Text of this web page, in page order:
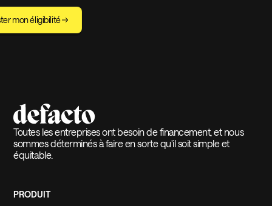
mon éligibilité
Toutes les entreprises ont besoin de financement, et nous
sommes déterminés à faire en sorte qu'il soit simple et
équitable.
PRODUIT